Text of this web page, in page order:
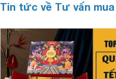
Tin tức về Tư vấn mua